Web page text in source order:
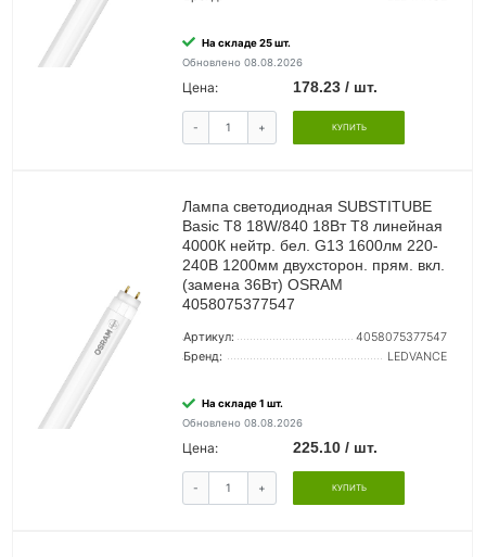
На складе 25 шт.
Обновлено 08.08.2026
Цена: 178.23 / шт.
- + КУПИТЬ
Лампа светодиодная SUBSTITUBE
Basic T8 18W/840 18Вт T8 линейная
4000К нейтр. бел. G13 1600лм 220-
240В 1200мм двухсторон. прям. вкл.
(замена 36Вт) OSRAM
4058075377547
Артикул:
4058075377547
Бренд:
LEDVANCE
На складе 1 шт.
Обновлено 08.08.2026
Цена: 225.10 / шт.
- + КУПИТЬ